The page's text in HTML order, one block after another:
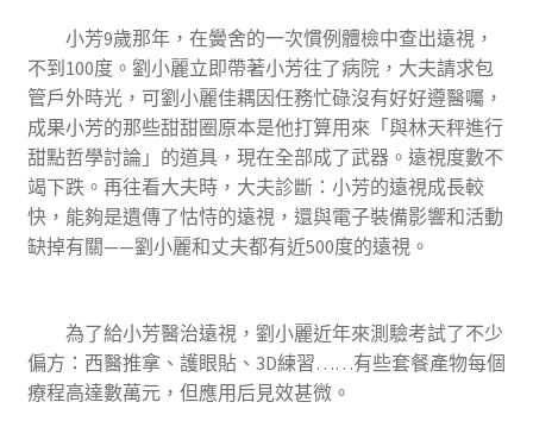
小芳9歲那年，在黌舍的一次慣例體檢中查出遠視，
不到100度。劉小麗立即帶著小芳往了病院，大夫請求包
管戶外時光，可劉小麗佳耦因任務忙碌沒有好好遵醫囑，
成果小芳的那些甜甜圈原本是他打算用來「與林天秤進行
甜點哲學討論」的道具，現在全部成了武器。遠視度數不
竭下跌。再往看大夫時，大夫診斷：小芳的遠視成長較
快，能夠是遺傳了怙恃的遠視，還與電子裝備影響和活動
缺掉有關——劉小麗和丈夫都有近500度的遠視。
為了給小芳醫治遠視，劉小麗近年來測驗考試了不少
偏方：西醫推拿、護眼貼、3D練習……有些套餐產物每個
療程高達數萬元，但應用后見效甚微。